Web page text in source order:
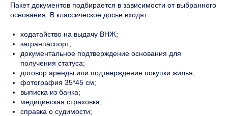
Пакет документов подбирается в зависимости от выбранного
основания. В классическое досье входят:
ходатайство на выдачу ВНЖ;
загранпаспорт;
документальное подтверждение основания для
получения статуса;
договор аренды или подтверждение покупки жилья;
фотография 35*45 см;
выписка из банка;
медицинская страховка;
справка о судимости;